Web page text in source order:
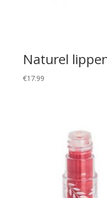
Naturel
€17.99